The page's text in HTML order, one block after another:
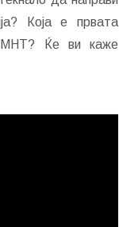
Која е првата
МНТ? Ќе ви каже